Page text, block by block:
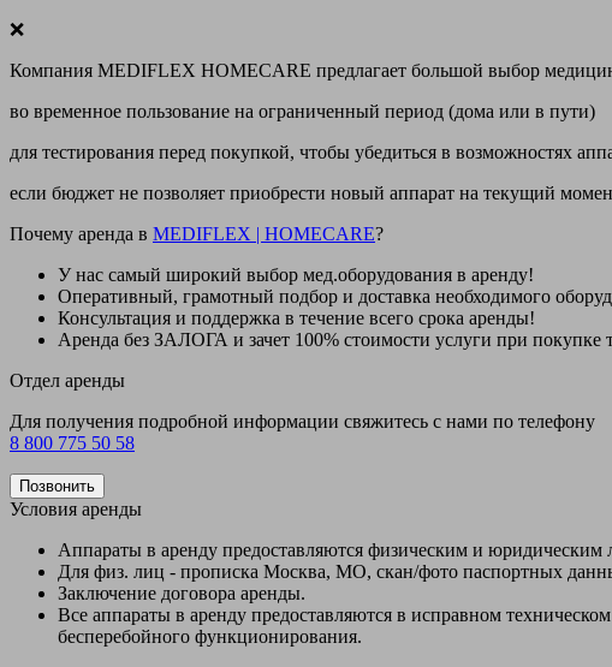
❌
Компания MEDIFLEX HOMECARE предлагает большой выбор
во временное пользование на ограниченный период (дома или в пути)
для тестирования перед покупкой, чтобы убедиться в возможностях
если бюджет не позволяет приобрести новый аппарат на текущий
Почему аренда в MEDIFLEX | HOMECARE?
У нас самый широкий выбор мед.оборудования в аренду!
Оперативный, грамотный подбор и доставка необходимого
Консультация и поддержка в течение всего срока аренды!
Аренда без ЗАЛОГА и зачет 100% стоимости услуги при покупке
Отдел аренды
Для получения подробной информации свяжитесь с нами по телефону
8 800 775 50 58
Позвонить
Условия аренды
Аппараты в аренду предоставляются физическим и юридическим
Для физ. лиц - прописка Москва, МО, скан/фото паспортных
Заключение договора аренды.
Все аппараты в аренду предоставляются в исправном
бесперебойного функционирования.